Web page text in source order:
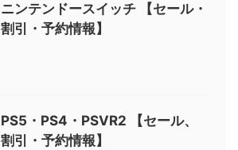
ニンテンドースイッチ 【セール・
割引・予約情報】
PS5・PS4・PSVR2 【セール、
割引・予約情報】